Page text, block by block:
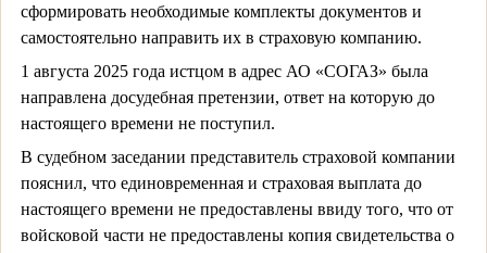
сформировать необходимые комплекты документов и
самостоятельно направить их в страховую компанию.
1 августа 2025 года истцом в адрес АО «СОГАЗ» была
направлена досудебная претензии, ответ на которую до
настоящего времени не поступил.
В судебном заседании представитель страховой компании
пояснил, что единовременная и страховая выплата до
настоящего времени не предоставлены ввиду того, что от
войсковой части не предоставлены копия свидетельства о